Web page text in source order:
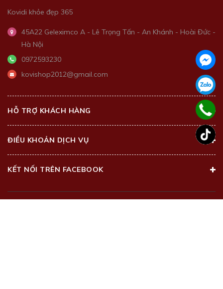
Kovidi khỏe đẹp 365
45A22 Geleximco A - Lê Trọng Tấn - An Khánh - Hoài Đức -
Hà Nội
0972593230
kovishop2012@gmail.com
HỖ TRỢ KHÁCH HÀNG
ĐIỀU KHOẢN DỊCH VỤ
KẾT NỐI TRÊN FACEBOOK